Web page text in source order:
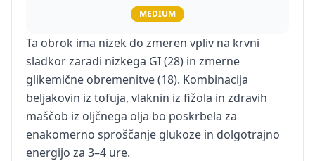
MEDIUM
Ta obrok ima nizek do zmeren vpliv na krvni
sladkor zaradi nizkega GI (28) in zmerne
glikemične obremenitve (18). Kombinacija
beljakovin iz tofuja, vlaknin iz fižola in zdravih
maščob iz oljčnega olja bo poskrbela za
enakomerno sproščanje glukoze in dolgotrajno
energijo za 3–4 ure.